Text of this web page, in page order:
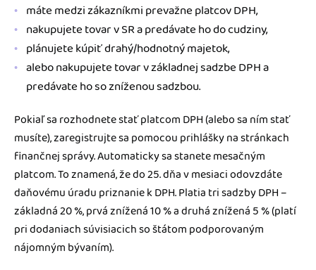
máte medzi zákazníkmi prevažne platcov DPH,
nakupujete tovar v SR a predávate ho do cudziny,
plánujete kúpiť drahý/hodnotný majetok,
alebo nakupujete tovar v základnej sadzbe DPH a
predávate ho so zníženou sadzbou.
Pokiaľ sa rozhodnete stať platcom DPH (alebo sa ním stať
musíte), zaregistrujte sa pomocou prihlášky na stránkach
finančnej správy. Automaticky sa stanete mesačným
platcom. To znamená, že do 25. dňa v mesiaci odovzdáte
daňovému úradu priznanie k DPH. Platia tri sadzby DPH –
základná 20 %, prvá znížená 10 % a druhá znížená 5 % (platí
pri dodaniach súvisiacich so štátom podporovaným
nájomným bývaním).